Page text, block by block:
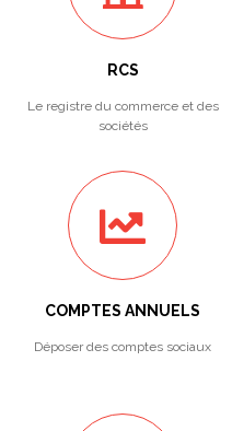
RCS
Le registre du commerce et des
sociétés
COMPTES ANNUELS
Déposer des comptes sociaux